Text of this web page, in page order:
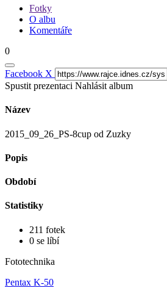
Fotky
O albu
Komentáře
0
Facebook X
Spustit prezentaci Nahlásit album
Název
2015_09_26_PS-8cup od Zuzky
Popis
Období
Statistiky
211 fotek
0 se líbí
Fototechnika
Pentax K-50